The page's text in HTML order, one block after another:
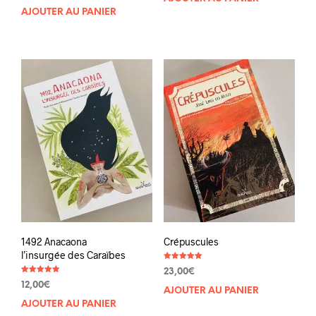
AJOUTER AU PANIER
1492 Anacaona
l’insurgée des Caraïbes
4.92
12,00€
AJOUTER AU PANIER
Crépuscules
5.00
23,00€
AJOUTER AU PANIER